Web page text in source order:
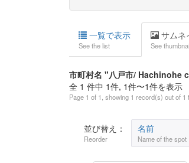
一覧で表示
See the list
サムネ
See
市町村名 "八戸市/ Hachinohe
全 1 件中 1件, 1件〜1件を表示
Page 1 of 1, showing 1 record(s) out of 1
並び替え：
Reorder
名前
Name of the spot